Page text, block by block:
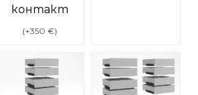
контакт
(+350 €)